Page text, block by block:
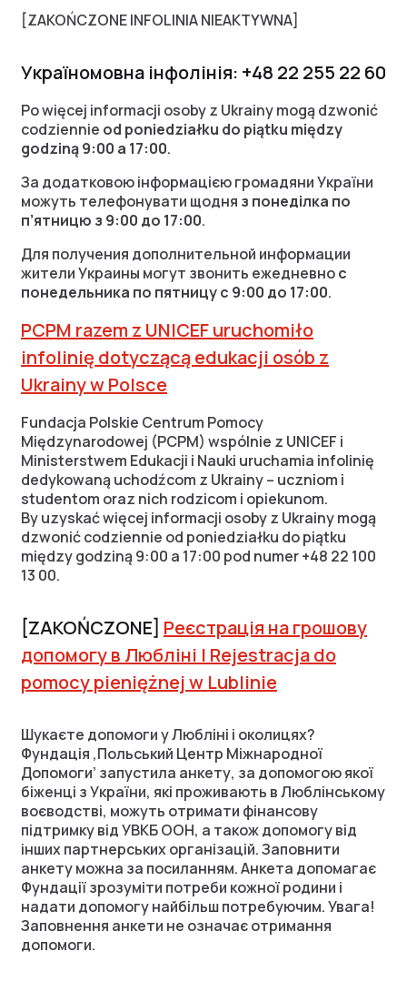
[ZAKOŃCZONE INFOLINIA NIEAKTYWNA]
Україномовна інфолінія: +48 22 255 22 60
Po więcej informacji osoby z Ukrainy mogą dzwonić
codziennie od poniedziałku do piątku między
godziną 9:00 a 17:00.
За додатковою інформацією громадяни України
можуть телефонувати щодня з понеділка по
п’ятницю з 9:00 до 17:00.
Для получения дополнительной информации
жители Украины могут звонить ежедневнос
понедельника по пятницу с 9:00 до 17:00.
PCPM razem z UNICEF uruchomiło
infolinię dotyczącą edukacji osób z
Ukrainy w Polsce
Fundacja Polskie Centrum Pomocy
Międzynarodowej (PCPM) wspólnie z UNICEF i
Ministerstwem Edukacji i Nauki uruchamia infolinię
dedykowaną uchodźcom z Ukrainy – uczniom i
studentom oraz nich rodzicom i opiekunom.
By uzyskać więcej informacji osoby z Ukrainy mogą
dzwonić codziennie od poniedziałku do piątku
między godziną 9:00 a 17:00 pod numer +48 22 100
13 00.
[ZAKOŃCZONE] Реєстрація на грошову
допомогу в Любліні | Rejestracja do
pomocy pieniężnej w Lublinie
Шукаєте допомоги у Любліні і околицях?
Фундація ‚Польський Центр Міжнародної
Допомоги’ запустила анкету, за допомогою якої
біженці з України, які проживають в Люблінському
воєводстві, можуть отримати фінансову
підтримку від УВКБ ООН, а також допомогу від
інших партнерських організацій. Заповнити
анкету можна за посиланням. Анкета допомагає
Фундації зрозуміти потреби кожної родини і
надати допомогу найбільш потребуючим. Увага!
Заповнення анкети не означає отримання
допомоги.